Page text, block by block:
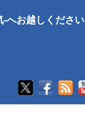
-へお越しください